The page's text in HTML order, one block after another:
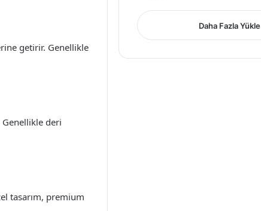
getirir. Genellikle
deri
tasarım, premium
Daha Fazla Yükle